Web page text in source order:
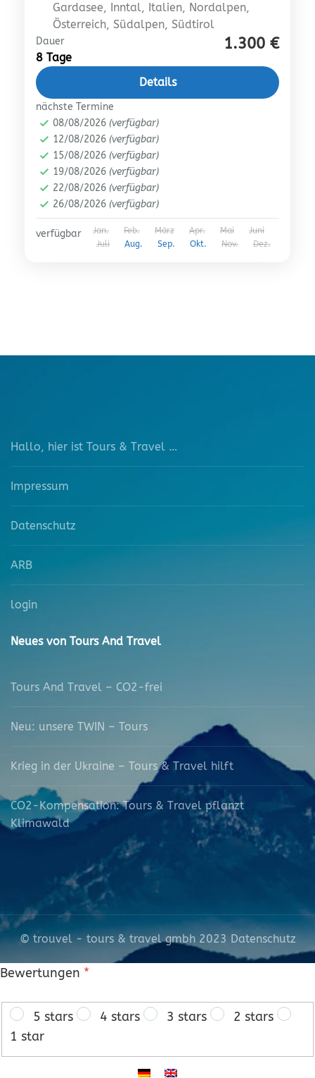
Gardasee, Inntal, Italien, Nordalpen,
Österreich, Südalpen, Südtirol
Dauer
8 Tage
1.300 €
Details
nächste Termine
08/08/2026 (verfügbar)
12/08/2026 (verfügbar)
15/08/2026 (verfügbar)
19/08/2026 (verfügbar)
22/08/2026 (verfügbar)
26/08/2026 (verfügbar)
verfügbar Jan. Feb. März Apr. Mai
Juni
Juli
Aug. Sep. Okt. Nov. Dez.
Hallo, hier ist Tours & Travel …
Impressum
Datenschutz
ARB
login
Neues von Tours And Travel
Tours And Travel – CO2-frei
Neu: unsere TWIN – Tours
Krieg in der Ukraine – Tours & Travel hilft
CO2-Kompensation: Tours & Travel pflanzt
Klimawald
© trouvel - tours & travel gmbh 2023 Datenschutz
Bewertungen *
5 stars 4 stars 3 stars
2 stars
1 star